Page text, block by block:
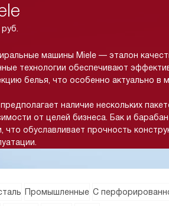
машины Miele — эталон
технологии обеспечивают
белья, что особенно актуально в
наличие нескольких
от целей бизнеса. Бак и
обуславливает прочность
Промышленные С